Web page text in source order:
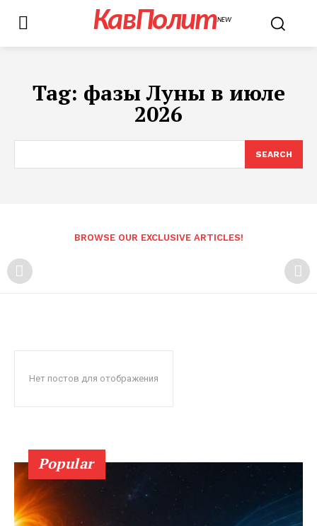
КавПолитNEW
Tag: фазы Луны в июле
2026
SEARCH
BROWSE OUR EXCLUSIVE ARTICLES!
Нет постов для отображения
Popular